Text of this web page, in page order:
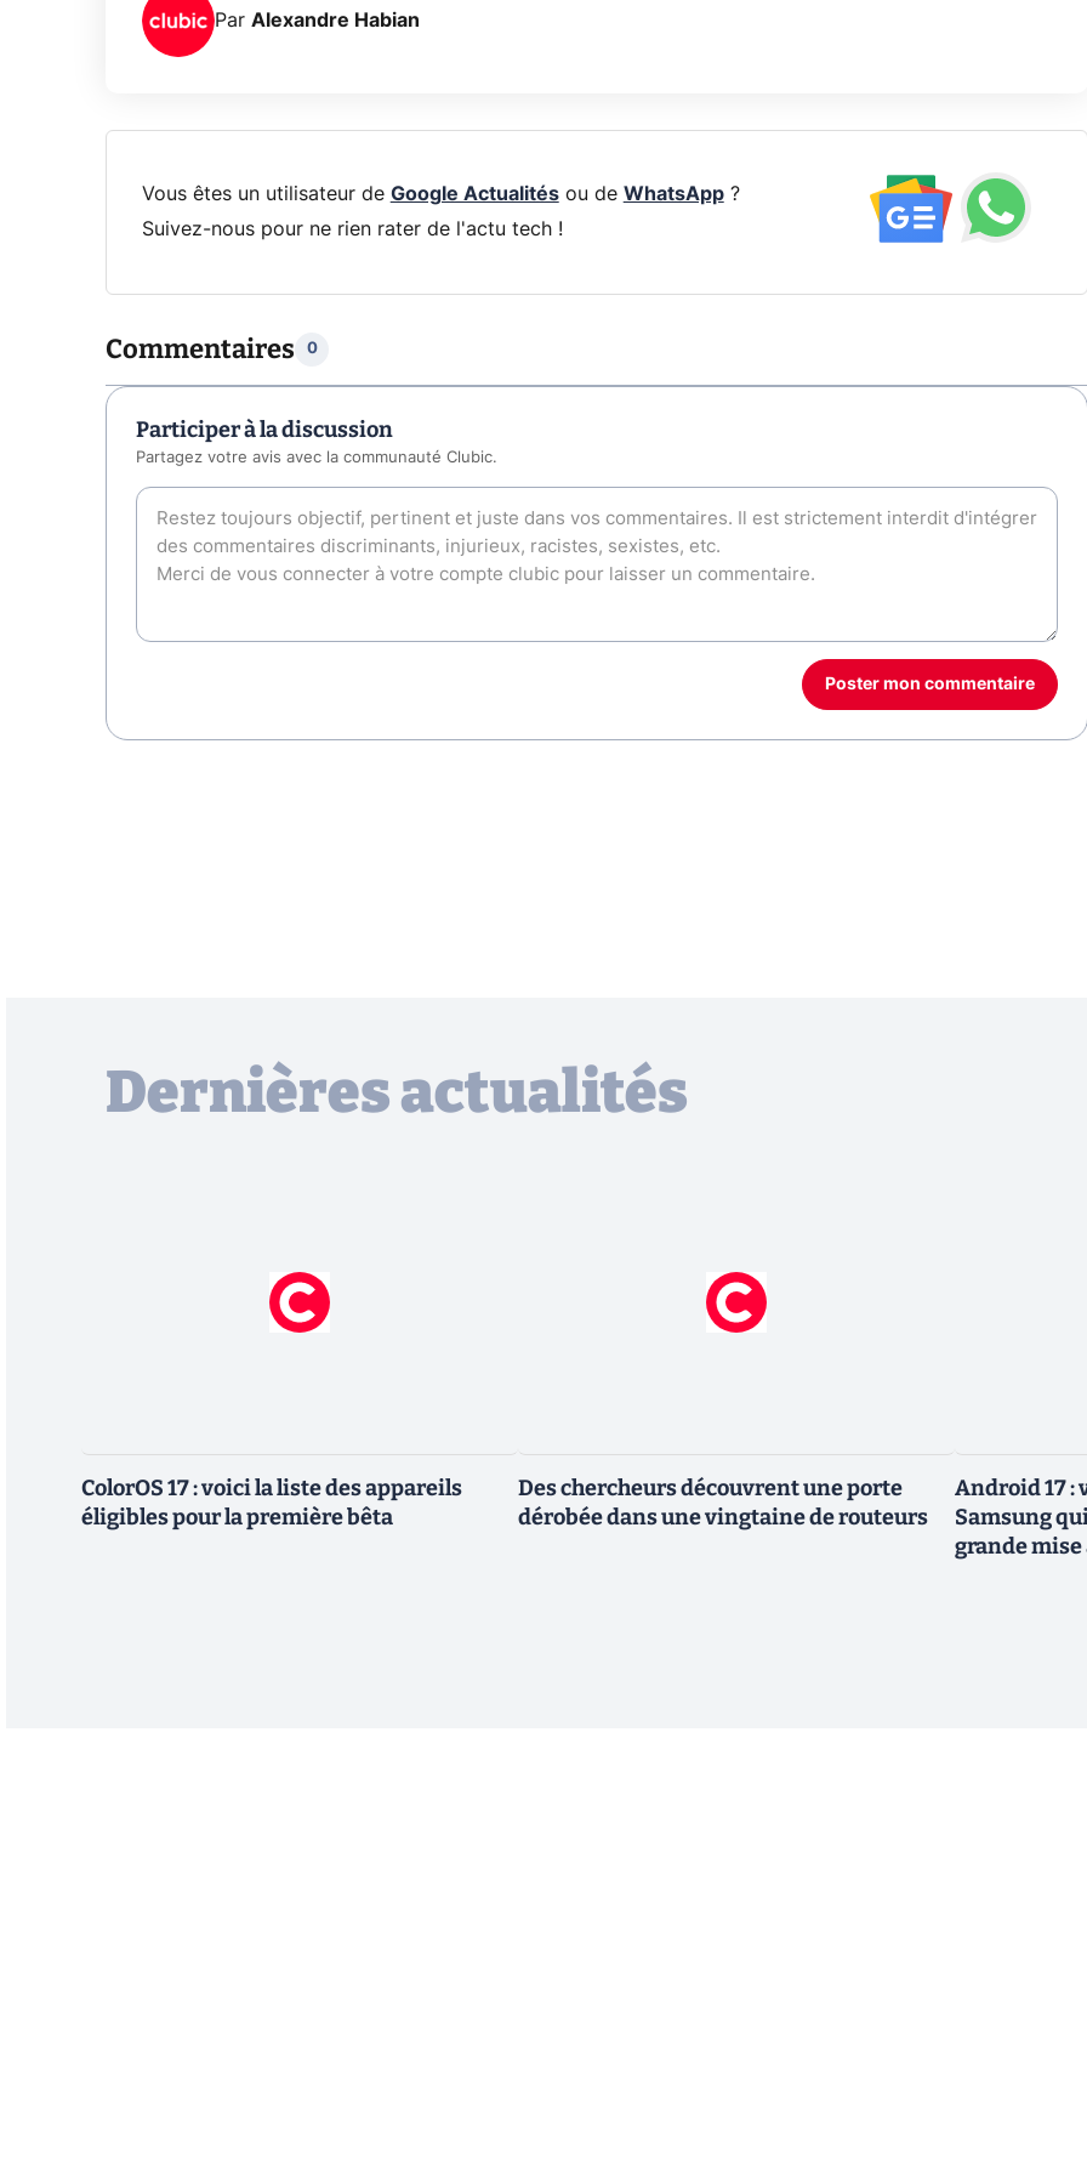
Par Alexandre Habian
Vous êtes un utilisateur de Google Actualitésou de WhatsApp?
Suivez-nous pour ne rien rater de l'actu tech !
Commentaires 0
Participer à la discussion
Partagez votre avis avec la communauté Clubic.
Poster mon commentaire
Dernières actualités
ColorOS 17 : voici la liste des appareils
éligibles pour la première bêta
Des chercheurs découvrent une porte
dérobée dans une vingtaine de routeurs
Android 17 :
Samsung
grande mise